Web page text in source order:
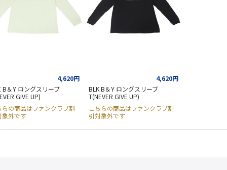
4,620円
B＆Y ロングスリーブ
GIVE UP)
らの商品はファンクラブ割
象外です
4,620円
BLK B＆Y ロングスリーブ
T(NEVER GIVE UP)
こちらの商品はファンクラブ割
引対象外です